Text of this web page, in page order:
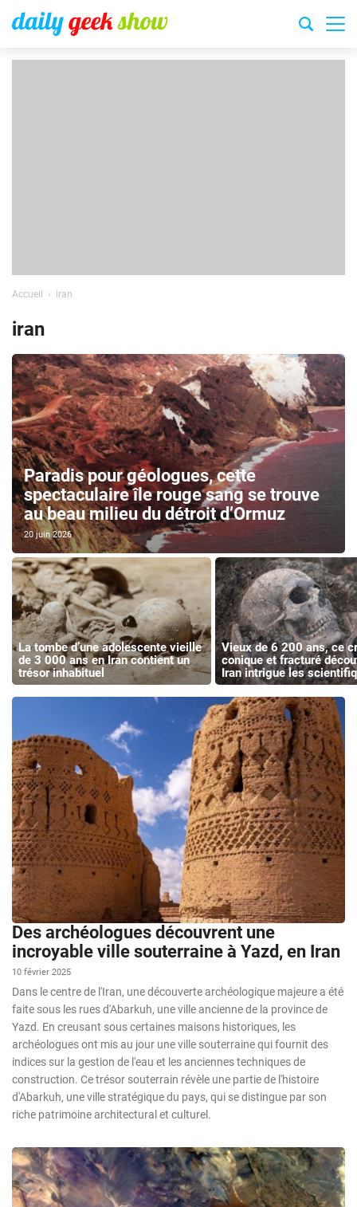
Accueil iran
iran
Paradis pour géologues, cette
spectaculaire île rouge sang se trouve
au beau milieu du détroit d’Ormuz
20 juin 2026
La tombe d’une adolescente vieille
de 3 000 ans en Iran contient un
trésor inhabituel
Vieux de 6 200 ans, ce
conique et fracturé
Iran intrigue les
Des archéologues découvrent une
incroyable ville souterraine à Yazd, en Iran
10 février 2025
Dans le centre de l'Iran, une découverte archéologique majeure a été
faite sous les rues d'Abarkuh, une ville ancienne de la province de
Yazd. En creusant sous certaines maisons historiques, les
archéologues ont mis au jour une ville souterraine qui fournit des
indices sur la gestion de l'eau et les anciennes techniques de
construction. Ce trésor souterrain révèle une partie de l'histoire
d'Abarkuh, une ville stratégique du pays, qui se distingue par son
riche patrimoine architectural et culturel.